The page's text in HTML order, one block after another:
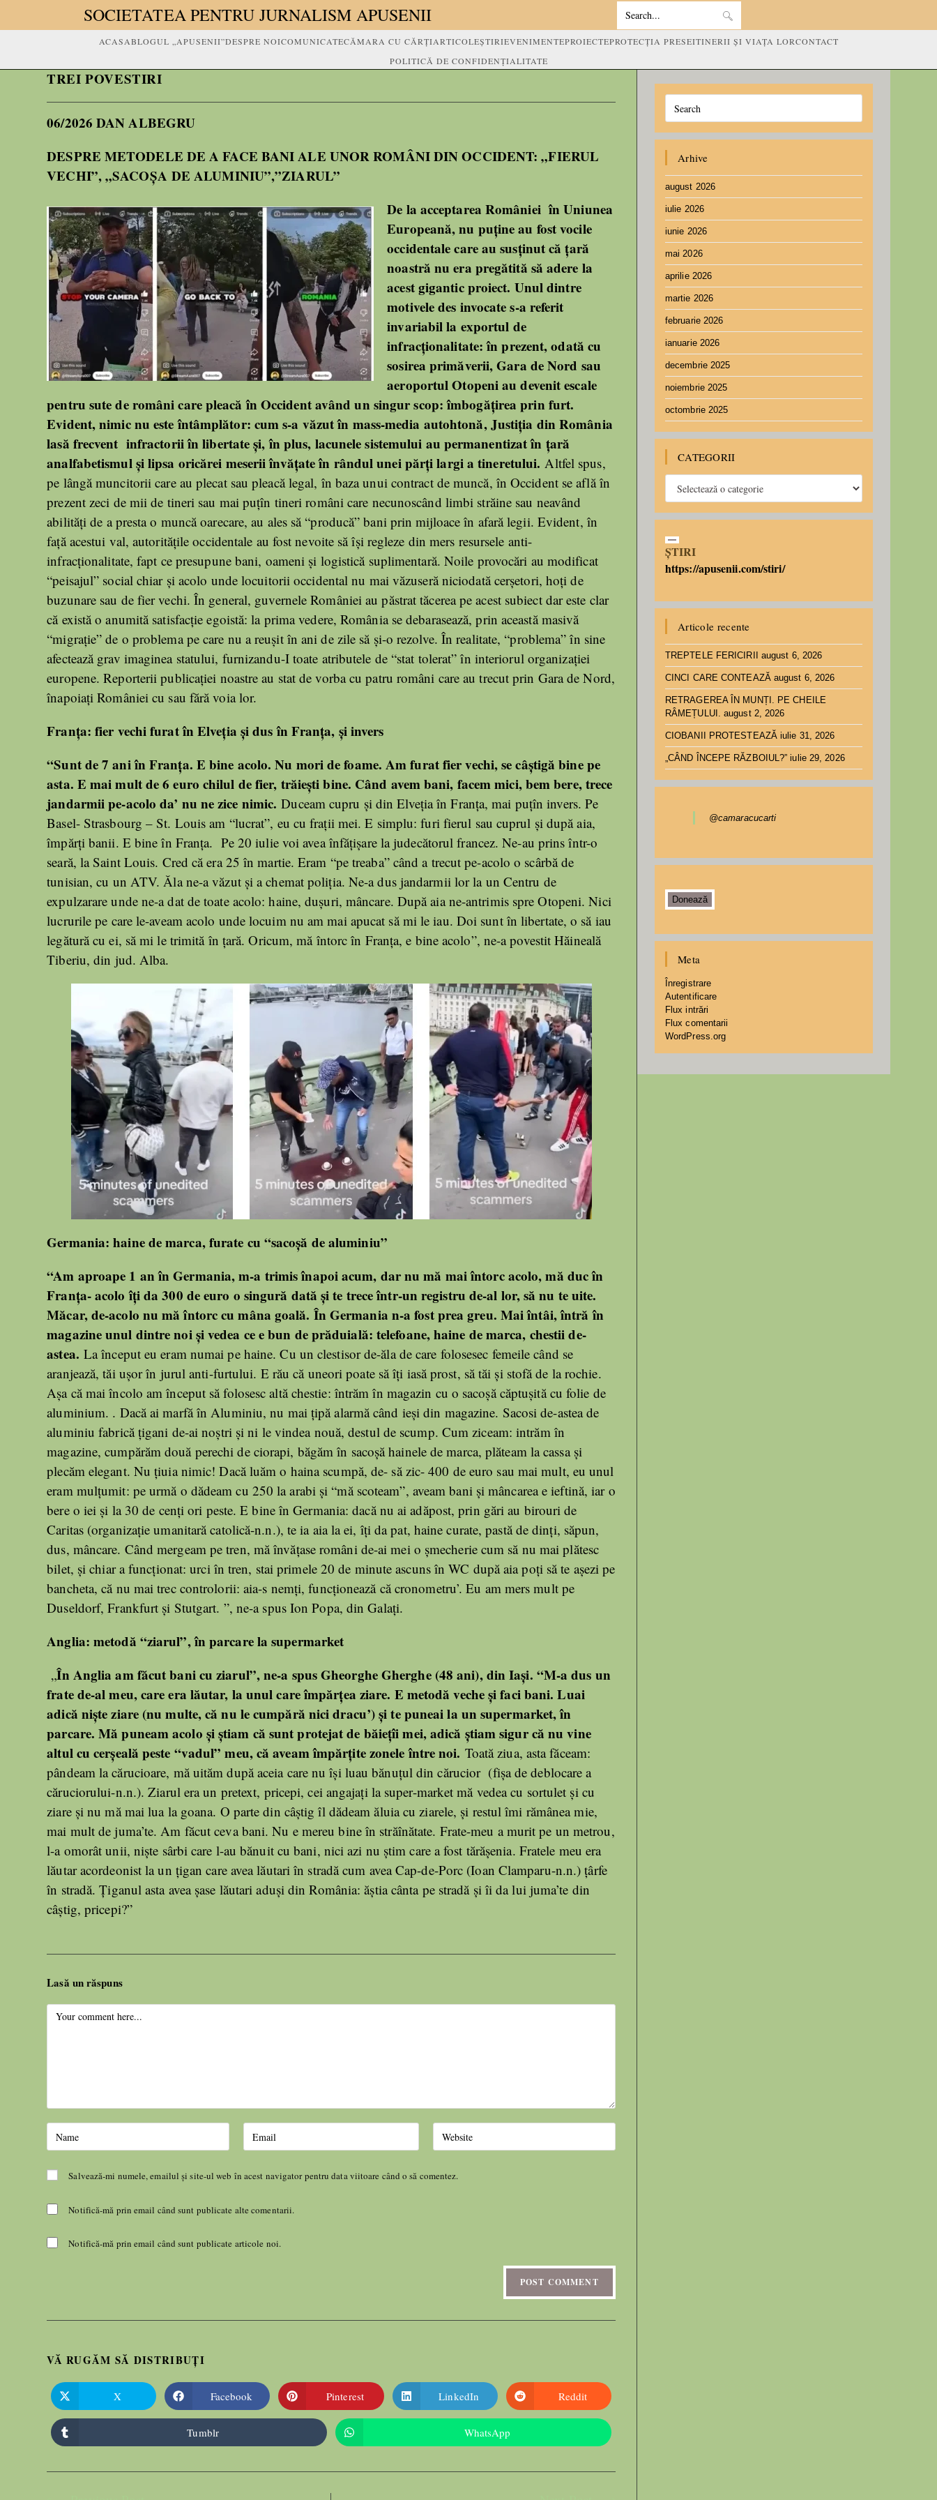
SOCIETATEA PENTRU JURNALISM APUSENII Search
this
website
ACASABLOGUL „APUSENII”DESPRE NOICOMUNICATECĂMARA CU CĂRȚIARTICOLEȘTIRIEVENIMENTEPROIECTEPROTECȚIA PRESEITINERII ȘI VIAȚA LORCONTACT
POLITICĂ DE CONFIDENȚIALITATE
TREI POVESTIRI
06/2026 DAN ALBEGRU
DESPRE METODELE DE A FACE BANI ALE UNOR ROMÂNI DIN OCCIDENT: „FIERUL
VECHI”, „SACOȘA DE ALUMINIU”,”ZIARUL”
De la acceptarea României în Uniunea
Europeană, nu puține au fost vocile
occidentale care au susținut că țară
noastră nu era pregătită să adere la
acest gigantic proiect. Unul dintre
motivele des invocate s-a referit
invariabil la exportul de
infracționalitate: în prezent, odată cu
sosirea primăverii, Gara de Nord sau
aeroportul Otopeni au devenit escale
pentru sute de români care pleacă în Occident având un singur scop: îmbogățirea prin furt.
Evident, nimic nu este întâmplător: cum s-a văzut în mass-media autohtonă, Justiția din România
lasă frecvent infractorii în libertate și, în plus, lacunele sistemului au permanentizat în țară
analfabetismul și lipsa oricărei meserii învățate în rândul unei părți largi a tineretului.Altfel spus,
pe lângă muncitorii care au plecat sau pleacă legal, în baza unui contract de muncă, în Occident se află în
prezent zeci de mii de tineri sau mai puțîn tineri români care necunoscând limbi străine sau neavând
abilități de a presta o muncă oarecare, au ales să “producă” bani prin mijloace în afară legii. Evident, în
față acestui val, autoritățile occidentale au fost nevoite să își regleze din mers resursele anti-
infracționalitate, fapt ce presupune bani, oameni și logistică suplimentară. Noile provocări au modificat
“peisajul” social chiar și acolo unde locuitorii occidental nu mai văzuseră niciodată cerșetori, hoți de
buzunare sau de fier vechi. În general, guvernele României au păstrat tăcerea pe acest subiect dar este clar
că există o anumită satisfacție egoistă: la prima vedere, România se debarasează, prin această masivă
“migrație” de o problema pe care nu a reușit în ani de zile să și-o rezolve. În realitate, “problema” în sine
afectează grav imaginea statului, furnizandu-I toate atributele de “stat tolerat” în interiorul organizației
europene. Reporterii publicației noastre au stat de vorba cu patru români care au trecut prin Gara de Nord,
înapoiați României cu sau fără voia lor.
Franța: fier vechi furat în Elveția și dus în Franța, și invers
“Sunt de 7 ani în Franța. E bine acolo. Nu mori de foame. Am furat fier vechi, se câștigă bine pe
asta. E mai mult de 6 euro chilul de fier, trăiești bine. Când avem bani, facem mici, bem bere, trece
jandarmii pe-acolo da’ nu ne zice nimic.Duceam cupru și din Elveția în Franța, mai puțîn invers. Pe
Basel- Strasbourg – St. Louis am “lucrat”, eu cu frații mei. E simplu: furi fierul sau cuprul și după aia,
împărți banii. E bine în Franța. Pe 20 iulie voi avea înfățișare la judecătorul francez. Ne-au prins într-o
seară, la Saint Louis. Cred că era 25 în martie. Eram “pe treaba” când a trecut pe-acolo o scârbă de
tunisian, cu un ATV. Ăla ne-a văzut și a chemat poliția. Ne-a dus jandarmii lor la un Centru de
expulzarare unde ne-a dat de toate acolo: haine, dușuri, mâncare. După aia ne-antrimis spre Otopeni. Nici
lucrurile pe care le-aveam acolo unde locuim nu am mai apucat să mi le iau. Doi sunt în libertate, o să iau
legătură cu ei, să mi le trimită în țară. Oricum, mă întorc în Franța, e bine acolo”, ne-a povestit Hăineală
Tiberiu, din jud. Alba.
Germania: haine de marca, furate cu “sacoșă de aluminiu”
“Am aproape 1 an în Germania, m-a trimis înapoi acum, dar nu mă mai întorc acolo, mă duc în
Franța- acolo îți da 300 de euro o singură dată și te trece într-un registru de-al lor, să nu te uite.
Măcar, de-acolo nu mă întorc cu mâna goală. În Germania n-a fost prea greu. Mai întâi, întră în
magazine unul dintre noi și vedea ce e bun de prăduială: telefoane, haine de marca, chestii de-
astea. La început eu eram numai pe haine. Cu un clestisor de-ăla de care folosesec femeile când se
aranjează, tăi ușor în jurul anti-furtului. E rău că uneori poate să îți iasă prost, să tăi și stofă de la rochie.
Așa că mai încolo am început să folosesc altă chestie: întrăm în magazin cu o sacoșă căptușită cu folie de
aluminium. . Dacă ai marfă în Aluminiu, nu mai țipă alarmă când ieși din magazine. Sacosi de-astea de
aluminiu fabrică țigani de-ai noștri și ni le vindea nouă, destul de scump. Cum ziceam: intrăm în
magazine, cumpărăm două perechi de ciorapi, băgăm în sacoșă hainele de marca, plăteam la cassa și
plecăm elegant. Nu țiuia nimic! Dacă luăm o haina scumpă, de- să zic- 400 de euro sau mai mult, eu unul
eram mulțumit: pe urmă o dădeam cu 250 la arabi și “mă scoteam”, aveam bani și mâncarea e ieftină, iar o
bere o iei și la 30 de cenți ori peste. E bine în Germania: dacă nu ai adăpost, prin gări au birouri de
Caritas (organizație umanitară catolică-n.n.), te ia aia la ei, îți da pat, haine curate, pastă de dinți, săpun,
dus, mâncare. Când mergeam pe tren, mă învățase români de-ai mei o șmecherie cum să nu mai plătesc
bilet, și chiar a funcționat: urci în tren, stai primele 20 de minute ascuns în WC după aia poți să te așezi pe
bancheta, că nu mai trec controlorii: aia-s nemți, funcționează că cronometru’. Eu am mers mult pe
Duseldorf, Frankfurt și Stutgart. ”, ne-a spus Ion Popa, din Galați.
Anglia: metodă “ziarul”, în parcare la supermarket
„În Anglia am făcut bani cu ziarul”, ne-a spus Gheorghe Gherghe (48 ani), din Iași. “M-a dus un
frate de-al meu, care era lăutar, la unul care împărțea ziare. E metodă veche și faci bani. Luai
adică niște ziare (nu multe, că nu le cumpără nici dracu’) și te puneai la un supermarket, în
parcare. Mă puneam acolo și știam că sunt protejat de băiețîi mei, adică știam sigur că nu vine
altul cu cerșeală peste “vadul” meu, că aveam împărțite zonele între noi. Toată ziua, asta făceam:
pândeam la cărucioare, mă uităm după aceia care nu își luau bănuțul din cărucior (fișa de deblocare a
căruciorului-n.n.). Ziarul era un pretext, pricepi, cei angajați la super-market mă vedea cu sortulet și cu
ziare și nu mă mai lua la goana. O parte din câștig îl dădeam ăluia cu ziarele, și restul îmi rămânea mie,
mai mult de juma’te. Am făcut ceva bani. Nu e mereu bine în străînătate. Frate-meu a murit pe un metrou,
l-a omorât unii, niște sârbi care l-au bănuit cu bani, nici azi nu știm care a fost tărășenia. Fratele meu era
lăutar acordeonist la un țigan care avea lăutari în stradă cum avea Cap-de-Porc (Ioan Clamparu-n.n.) țârfe
în stradă. Țiganul asta avea șase lăutari aduși din România: ăștia cânta pe stradă și îi da lui juma’te din
câștig, pricepi?”
Lasă un răspuns
Salvează-mi numele, emailul și site-ul web în acest navigator pentru data viitoare când o să comentez.
Notifică-mă prin email când sunt publicate alte comentarii.
Notifică-mă prin email când sunt publicate articole noi.
VĂ RUGĂM SĂ DISTRIBUȚI
X Facebook Pinterest LinkedIn Reddit
Tumblr WhatsApp
Arhive
august 2026
iulie 2026
iunie 2026
mai 2026
aprilie 2026
martie 2026
februarie 2026
ianuarie 2026
decembrie 2025
noiembrie 2025
octombrie 2025
CATEGORII
ȘTIRI
https://apusenii.com/stiri/
Articole recente
TREPTELE FERICIRII august 6, 2026
CINCI CARE CONTEAZĂ august 6, 2026
RETRAGEREA ÎN MUNȚI. PE CHEILE
RÂMEȚULUI. august 2, 2026
CIOBANII PROTESTEAZĂ iulie 31, 2026
„CÂND ÎNCEPE RĂZBOIUL?” iulie 29, 2026
@camaracucarti
Donează
Meta
Înregistrare
Autentificare
Flux intrări
Flux comentarii
WordPress.org